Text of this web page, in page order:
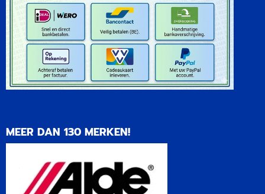
MEER DAN 130 MERKEN!